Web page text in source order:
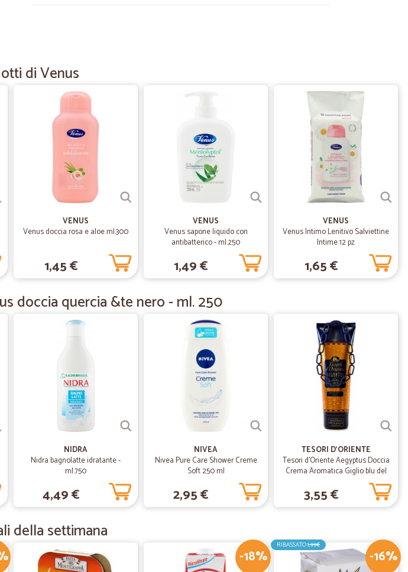
sulla biancheria per giorni.
02/06/2021
Trovo tutto soddisfacente eccetto la…
Trovo tutto soddisfacente eccetto la scarsa scelta di prodotti per Diabetici o almeno cosi' mi
sembra.GrazieNicola Di Giacomo
18/02/2021
— Donato G.
Tutto perfetto e veloci sicuramente riordinero'
31/10/2020
Barbara R.
Soddisfatta! Il prodotto è arrivato mi tempi richiesti e senza nessun problema
17/06/2020
Ottimo, veloce e cortese
08/06/2020
Ottimo servizio
Ottimo servizio
01/12/2019
Maurizio M.
Ottimo
Ottimo. Puntuali e precisi.
02/10/2019
—Gianluca P.
di Venus
VENUS
Venus doccia rosa e aloe ml.300
1,45 €
VENUS
Venus sapone liquido con
antibatterico - ml.250
1,49 €
VENUS
Venus Intimo Lenitivo Salviettine
Intime 12 pz
1,65 €
doccia quercia &te nero - ml. 250
NIDRA
Nidra bagnolatte idratante -
ml.750
4,49 €
NIVEA
Nivea Pure Care Shower Creme
Soft 250 ml
2,95 €
TESORI D'ORIENTE
Tesori d'Oriente Aegyptus Doccia
Crema Aromatica Giglio blu del
Nilo e Latte di Papiro 250 ml.
3,55 €
della settimana
-18% -16%
RIBASSATO1,99€